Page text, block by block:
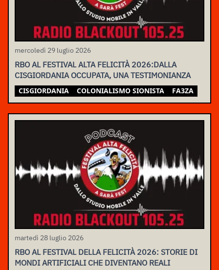
mercoledì 29 luglio 2026
RBO AL FESTIVAL ALTA FELICITÀ 2026:DALLA
CISGIORDANIA OCCUPATA, UNA TESTIMONIANZA
CISGIORDANIA COLONIALISMO SIONISTA FA3ZA
martedì 28 luglio 2026
RBO AL FESTIVAL DELLA FELICITÀ 2026: STORIE DI
MONDI ARTIFICIALI CHE DIVENTANO REALI